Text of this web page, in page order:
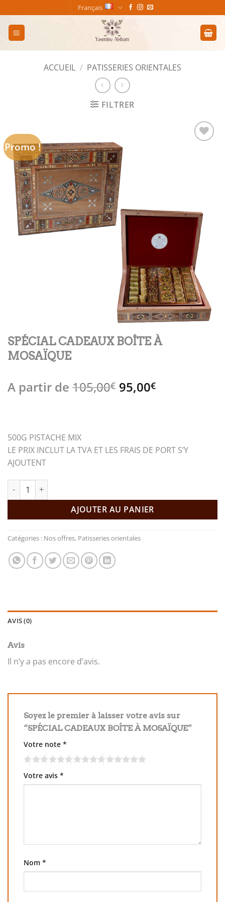
au
contenu
Français
ACCUEIL / PATISSERIES ORIENTALES
FILTRER
Promo !
SPÉCIAL CADEAUX BOÎTE À
MOSAÏQUE
A partir de 105,00€ Le
prix
95,00€Le
500G PISTACHE MIX
LE PRIX INCLUT LA TVA ET LES FRAIS DE PORT S’Y
AJOUTENT
quantité de SPÉCIAL CADEAUX BOÎTE À MOSAÏQUE
AJOUTER AU PANIER
Catégories : Nos offres, Patisseries orientales
AVIS (0)
Avis
Il n’y a pas encore d’avis.
Soyez le premier à laisser votre avis sur
“SPÉCIAL CADEAUX BOÎTE À MOSAÏQUE”
Votre note *
Votre avis *
Nom *